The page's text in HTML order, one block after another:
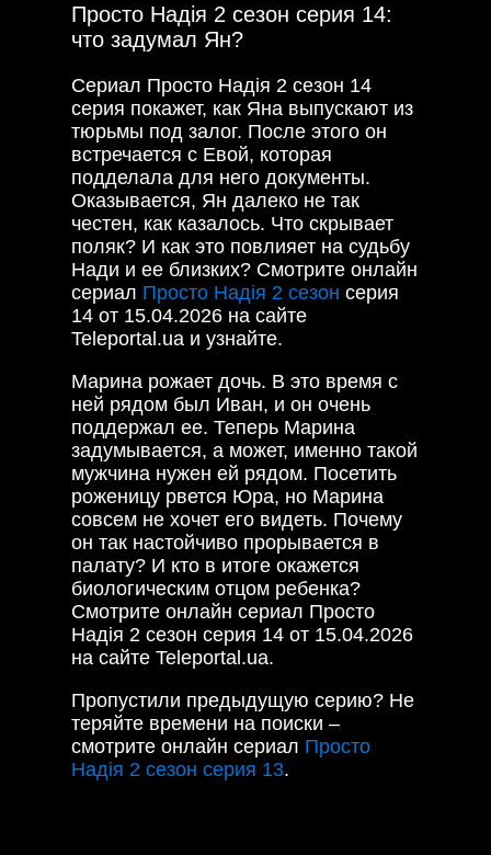
Просто Надія 2 сезон серия 14:
что задумал Ян?
Сериал Просто Надія 2 сезон 14
серия покажет, как Яна выпускают из
тюрьмы под залог. После этого он
встречается с Евой, которая
подделала для него документы.
Оказывается, Ян далеко не так
честен, как казалось. Что скрывает
поляк? И как это повлияет на судьбу
Нади и ее близких? Смотрите онлайн
сериал Просто Надія 2 сезон серия
14 от 15.04.2026 на сайте
Teleportal.ua и узнайте.
Марина рожает дочь. В это время с
ней рядом был Иван, и он очень
поддержал ее. Теперь Марина
задумывается, а может, именно такой
мужчина нужен ей рядом. Посетить
роженицу рвется Юра, но Марина
совсем не хочет его видеть. Почему
он так настойчиво прорывается в
палату? И кто в итоге окажется
биологическим отцом ребенка?
Смотрите онлайн сериал Просто
Надія 2 сезон серия 14 от 15.04.2026
на сайте Teleportal.ua.
Пропустили предыдущую серию? Не
теряйте времени на поиски –
смотрите онлайн сериал Просто
Надія 2 сезон серия 13.